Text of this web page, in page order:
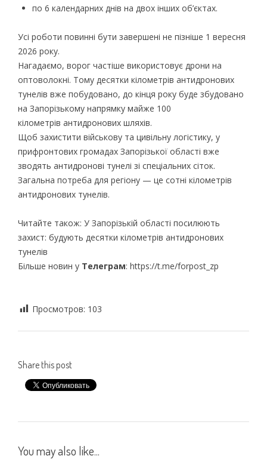
по 6 календарних днів на двох інших об’єктах.
Усі роботи повинні бути завершені не пізніше 1 вересня
2026 року.
Нагадаємо, ворог частіше використовує дрони на
оптоволокні. Тому десятки кілометрів антидронових
тунелів вже побудовано, до кінця року буде збудовано
на Запорізькому напрямку майже 100
кілометрів антидронових шляхів.
Щоб захистити військову та цивільну логістику, у
прифронтових громадах Запорізької області вже
зводять антидронові тунелі зі спеціальних сіток.
Загальна потреба для регіону — це сотні кілометрів
антидронових тунелів.
Читайте також: У Запорізькій області посилюють
захист: будують десятки кілометрів антидронових
тунелів
Більше новин у Телеграм: https://t.me/forpost_zp
Просмотров: 103
Share this post
You may also like...